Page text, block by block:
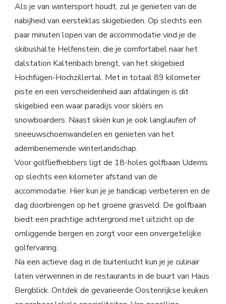
Als je van wintersport houdt, zul je genieten van de
nabijheid van eersteklas skigebieden. Op slechts een
paar minuten lopen van de accommodatie vind je de
skibushalte Helfenstein, die je comfortabel naar het
dalstation Kaltenbach brengt, van het skigebied
Hochfügen-Hochzillertal. Met in totaal 89 kilometer
piste en een verscheidenheid aan afdalingen is dit
skigebied een waar paradijs voor skiërs en
snowboarders. Naast skiën kun je ook langlaufen of
sneeuwschoenwandelen en genieten van het
adembenemende winterlandschap.
Voor golfliefhebbers ligt de 18-holes golfbaan Uderns
op slechts een kilometer afstand van de
accommodatie. Hier kun je je handicap verbeteren en de
dag doorbrengen op het groene grasveld. De golfbaan
biedt een prachtige achtergrond met uitzicht op de
omliggende bergen en zorgt voor een onvergetelijke
golfervaring.
Na een actieve dag in de buitenlucht kun je je culinair
laten verwennen in de restaurants in de buurt van Haus
Bergblick. Ontdek de gevarieerde Oostenrijkse keuken